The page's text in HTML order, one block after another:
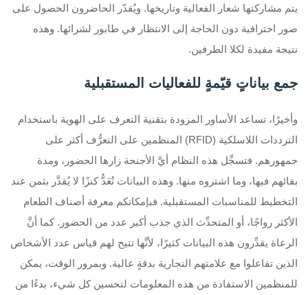
يتم مشاركتها شعار الفعالية وتاريخها. ويُقدّر الحاضرون الحصول على
صور احترافية دون الحاجة إلى الانتظار في طابور لشرائها. وهذه
نتيجة مفيدة لكلا الطرفين.
جمع بياناتٍ قيّمةٍ للفعاليات المستقبلية
وأخيرًا، تساعد الأساور المزودة بتقنية التعرف على الهوية باستخدام
الترددات اللاسلكية (RFID) المنظمين على التعرُّف أكثر على
جمهورهم. فتسجِّل هذه النظام أيَّ الأجنحة زارها الحضور، ومدة
بقائهم فيها، وما اشتروه منها. وهذه البيانات تُعَدُّ كنزًا لا يُقدَّر بثمن عند
التخطيط للمناسبات المستقبلية. فبإمكانكم معرفة أصناف الطعام
الأكثر رواجًا، أو المتحدِّث الذي جذب أكبر عدد من الحضور. كما أنَّ
الرعاة يقدِّرون هذه البيانات كثيرًا، لأنَّها تتيح لهم قياس عدد الأشخاص
الذين تفاعلوا مع علامتهم التجارية بدقةٍ عالية. وبمرور الوقت، يمكن
للمنظمين الاستفادة من هذه المعلومات لتحسين كل شيء، بدءًا من